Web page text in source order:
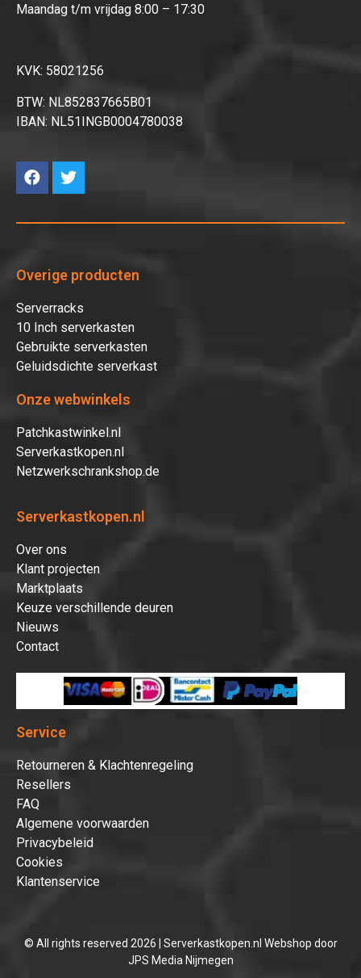
Maandag t/m vrijdag 8:00 – 17:30
KVK: 58021256
BTW: NL852837665B01
IBAN: NL51INGB0004780038
Overige producten
Serverracks
10 Inch serverkasten
Gebruikte serverkasten
Geluidsdichte serverkast
Onze webwinkels
Patchkastwinkel.nl
Serverkastkopen.nl
Netzwerkschrankshop.de
Serverkastkopen.nl
Over ons
Klant projecten
Marktplaats
Keuze verschillende deuren
Nieuws
Contact
Service
Retourneren & Klachtenregeling
Resellers
FAQ
Algemene voorwaarden
Privacybeleid
Cookies
Klantenservice
© All rights reserved 2026 | Serverkastkopen.nl Webshop door
JPS Media Nijmegen